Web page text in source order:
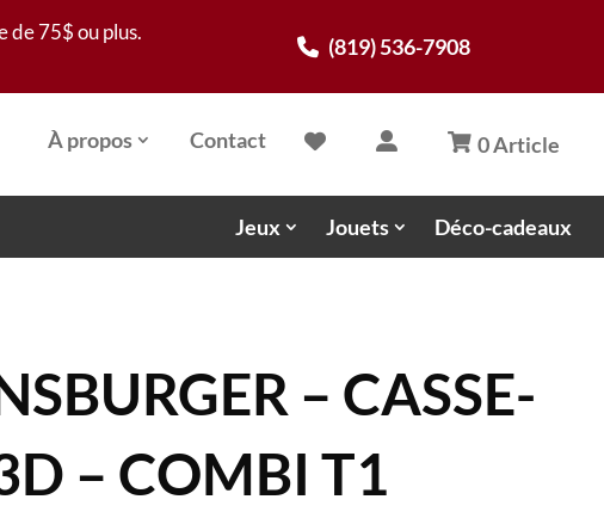
75$ ou plus.
(819) 536-7908
À propos Contact 0 Article
Jeux Jouets Déco-cadeaux
– CASSE-
– COMBI T1